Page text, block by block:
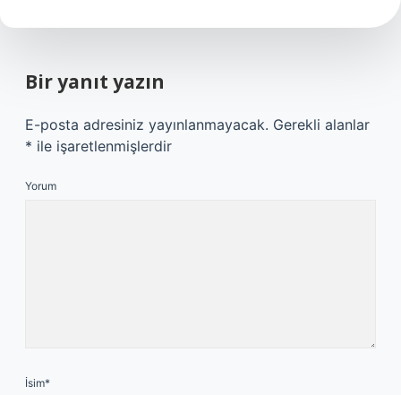
Bir yanıt yazın
E-posta adresiniz yayınlanmayacak. Gerekli alanlar
* ile işaretlenmişlerdir
Yorum
İsim*